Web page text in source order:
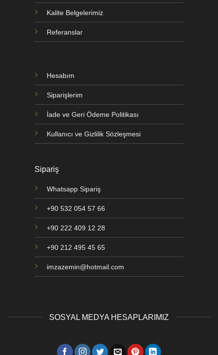
Kalite Belgelerimiz
Referanslar
Hesabım
Siparişlerim
İade ve Geri Ödeme Politikası
Kullanıcı ve Gizlilik Sözleşmesi
Sipariş
Whatsapp Sipariş
+90 532 054 57 66
+90 222 409 12 28
+90 212 495 45 65
imzazemin@hotmail.com
SOSYAL MEDYA HESAPLARIMIZ